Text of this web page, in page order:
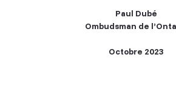
Paul Dubé
Ombudsman de
Octobre 2023